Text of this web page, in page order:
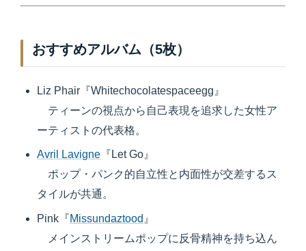
おすすめアルバム（5枚）
Liz Phair『Whitechocolatespaceegg』
ティーンの視点から自己表現を追求した女性ア
ーティストの代表格。
Avril Lavigne 『Let Go』
ポップ・パンク的自立性と内面性が交差するス
タイルが共通。
Pink『Missundaztood 』
メインストリームポップに反骨精神を持ち込ん